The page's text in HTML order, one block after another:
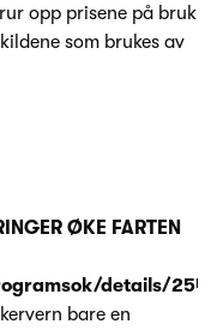
opp prisene på bruk
som brukes av
ØKE FARTEN
details/
bare en